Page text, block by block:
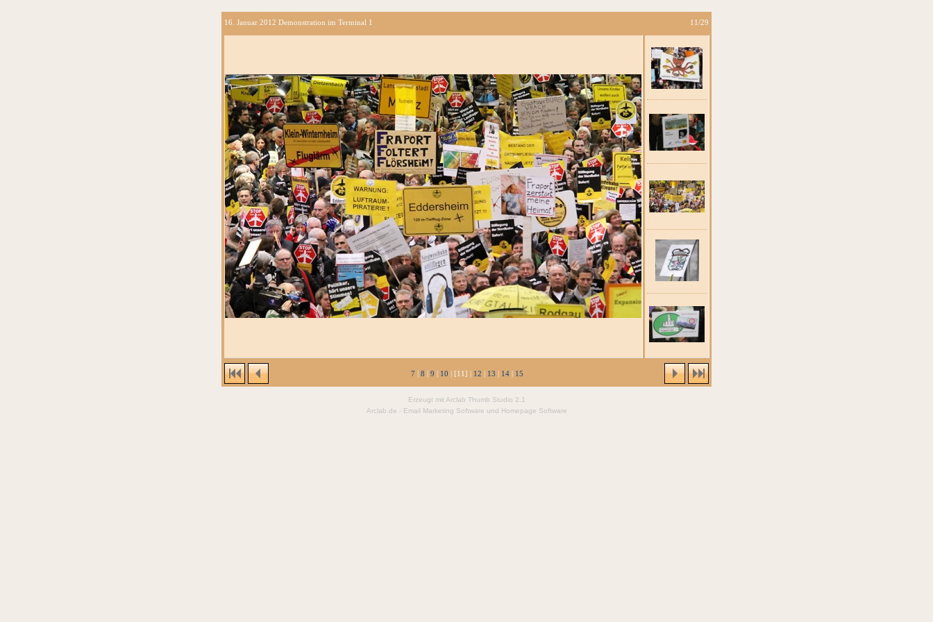
16. Januar 2012 Demonstration im Terminal 1 11/29
7| 8 | 9 | 10 | [11] | 12 | 13 | 14| 15
Erzeugt mit Arclab Thumb Studio 2.1
Arclab.de - Email Marketing Software und Homepage Software